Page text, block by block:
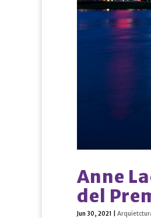
Anne
del
Jun 30, 2021